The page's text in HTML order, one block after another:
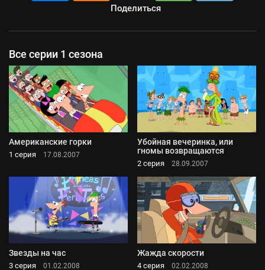
Поделиться
Все серии 1 сезона
Американские горки
1 серия 17.08.2007
Убойная вечеринка, или
гномы возвращаются
2 серия 28.09.2007
Звезды на час
3 серия 01.02.2008
Жажда скорости
4 серия 02.02.2008